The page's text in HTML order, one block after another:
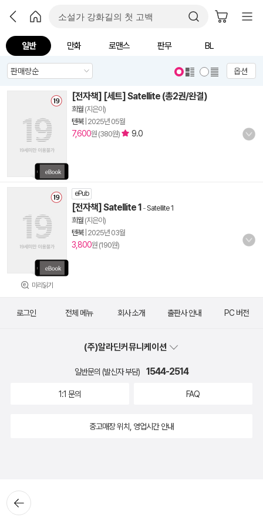
일반 만화 로맨스 판무 BL
옵션
[전자책] [세트] Satellite (총2권/완결)
희월 (지은이)
텐북| 2025년 05월
7,600원 (380원) 9.0
미리읽기
ePub
[전자책] Satellite 1 -Satellite 1
희월 (지은이)
텐북| 2025년 03월
3,800원 (190원)
뒤로가
기
로그인 전체 메뉴 회사 소개 출판사 안내 PC 버전
(주)알라딘커뮤니케이션
일반문의 (발신자 부담) 1544-2514
1:1 문의 FAQ
중고매장 위치, 영업시간 안내